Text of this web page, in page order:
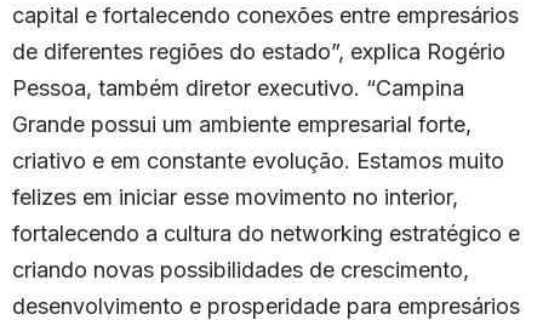
capital e fortalecendo conexões entre empresários
de diferentes regiões do estado”, explica Rogério
Pessoa, também diretor executivo. “Campina
Grande possui um ambiente empresarial forte,
criativo e em constante evolução. Estamos muito
felizes em iniciar esse movimento no interior,
fortalecendo a cultura do networking estratégico e
criando novas possibilidades de crescimento,
desenvolvimento e prosperidade para empresários